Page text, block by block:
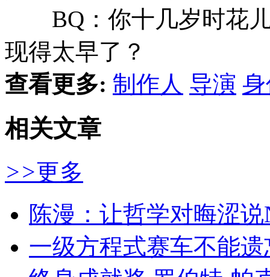
BQ：你十几岁时花儿
现得太早了？
查看更多: 制作人 导演
相关文章
>>更多
陈漫：让哲学对晦涩说
一级方程式赛车不能